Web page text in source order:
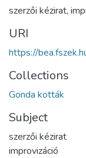
szerzői kézirat,
URI
https://
Collections
Gonda kották
Subject
szerzői kézirat
improvizáció